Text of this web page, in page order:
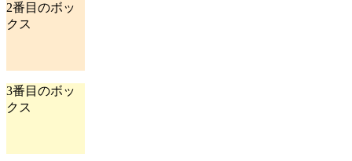
2番目のボッ
クス
3番目のボッ
クス